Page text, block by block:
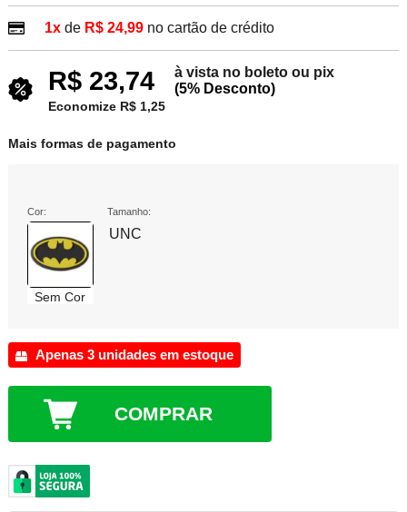
1xde R$ 24,99 no cartão de crédito
R$ 23,74
à vista no boleto ou pix
(5% Desconto)
Economize R$ 1,25
Mais formas de pagamento
Cor:
Sem Cor
Tamanho:
UNC
Apenas 3 unidades em estoque
COMPRAR